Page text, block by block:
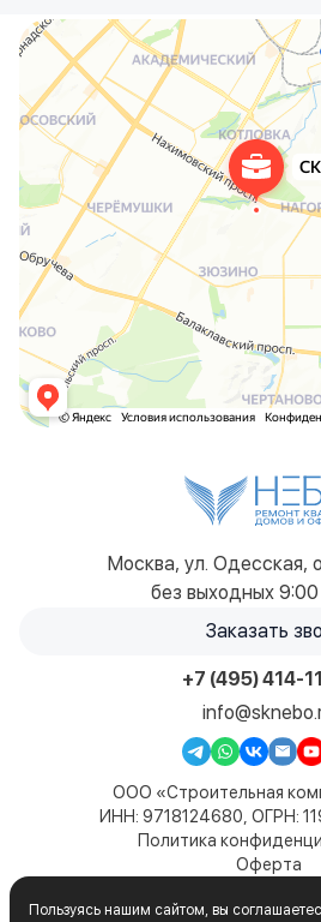
Москва, ул. Одесская,
без выходных
Заказать
+7 (495) 414-
ООО «Строительная
ИНН: 9718124680, ОГРН:
Политика
Оферта
© 2019-2026. Все права
Пользуясь нашим сайтом, вы